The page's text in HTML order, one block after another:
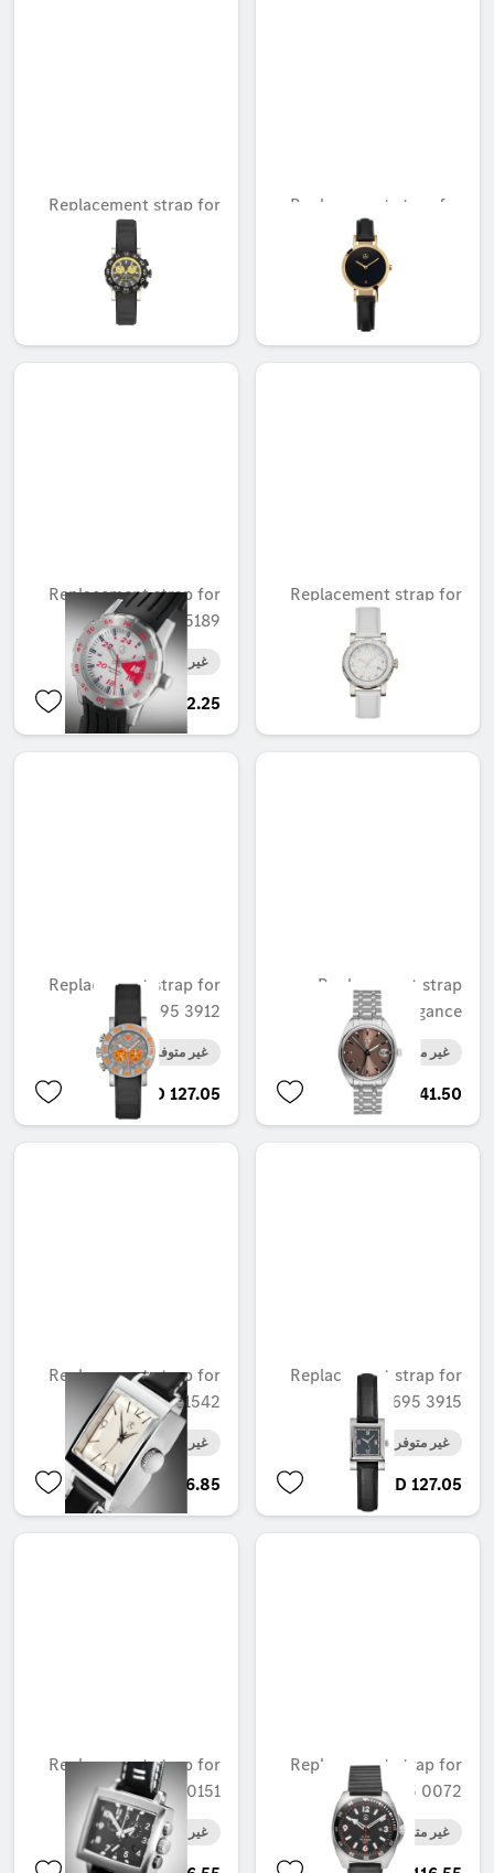
Replacement strap for
B6 695 5132
غير متوفر حاليا
AED 152.25
Replacement strap for
B6 695 5481
غير متوفر حاليا
AED 152.25
Replacement strap for
غير متوفر حاليا
AED 152.25
Replacement strap for
B6 695 5189
غير متوفر حاليا
AED 152.25
Replacement strap
Funky Elegance
غير متوفر حاليا
AED 241.50
Replacement strap for
B6 695 3912
غير متوفر حاليا
AED 127.05
Replacement strap for
B6 695 3915
غير متوفر حاليا
AED 127.05
Replacement strap for
B6 695 1542
غير متوفر حاليا
AED 206.85
Replacement strap for
B6 695 0072
غير متوفر حاليا
Replacement strap for
B6 606 0151
غير متوفر حاليا